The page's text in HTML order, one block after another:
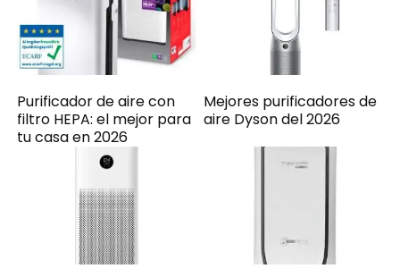
Purificador de aire con
filtro HEPA: el mejor para
tu casa en 2026
Mejores purificadores de
aire Dyson del 2026